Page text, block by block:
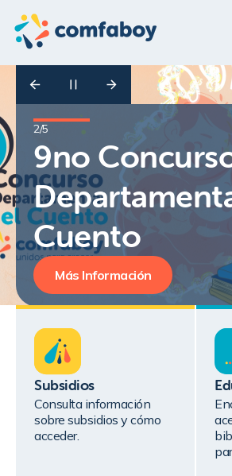
1/5
Festival de
2026
Inscríbete aquí
Más Información
2/5
9no
Cuento
Más Información
Subsidios
Consulta información
sobre subsidios y cómo
acceder.